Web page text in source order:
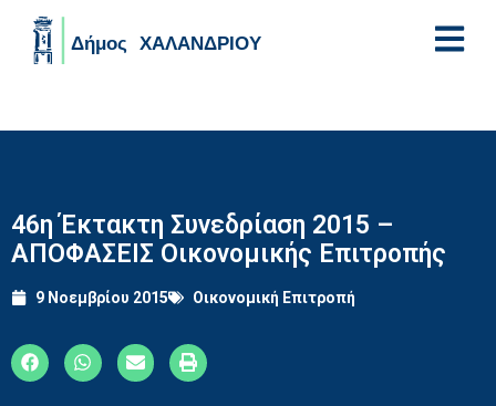
46η Έκτακτη Συνεδρίαση 2015 –
ΑΠΟΦΑΣΕΙΣ Οικονομικής Επιτροπής
9 Νοεμβρίου 2015 Οικονομική Επιτροπή